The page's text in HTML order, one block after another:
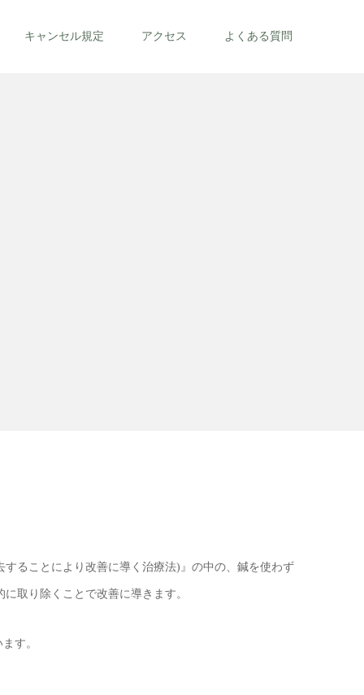
キャンセル規定 アクセス よくある質問
ることにより改善に導く治療法)』の中の、鍼を使わず
取り除くことで改善に導きます。
す。